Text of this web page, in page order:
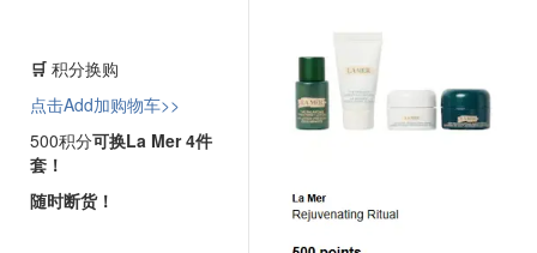
🛒 积分换购
点击Add加购物车>>
500积分可换La Mer 4件
套！
随时断货！